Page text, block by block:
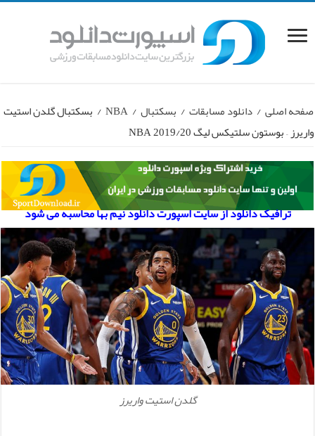
صفحه اصلی / دانلود مسابقات / بسکتبال /
NBA
/ بسکتبال گلدن استیت
واریرز – بوستون سلتیکس لیگ NBA 2019/20
ترافیک دانلود از سایت اسپورت دانلود نیم بها محاسبه می شود
گلدن استیت واریرز